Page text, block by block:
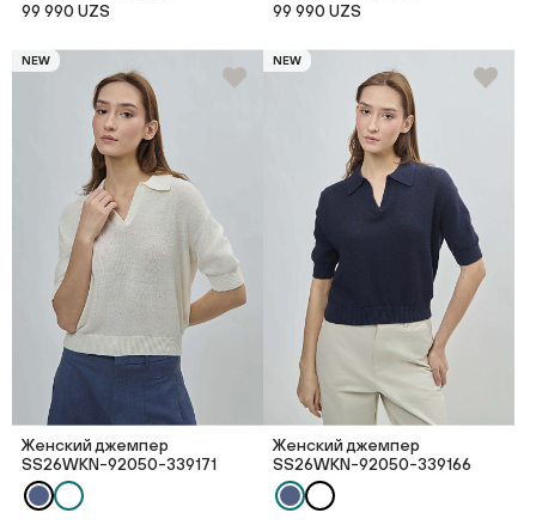
99 990 UZS
99 990 UZS
NEW
Женский джемпер
SS26WKN-92050-339171
NEW
Женский джемпер
SS26WKN-92050-339166